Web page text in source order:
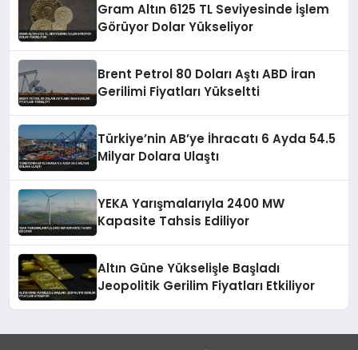
Gram Altın 6125 TL Seviyesinde İşlem
Görüyor Dolar Yükseliyor
Brent Petrol 80 Doları Aştı ABD İran
Gerilimi Fiyatları Yükseltti
Türkiye’nin AB’ye İhracatı 6 Ayda 54.5
Milyar Dolara Ulaştı
YEKA Yarışmalarıyla 2400 MW
Kapasite Tahsis Ediliyor
Altın Güne Yükselişle Başladı
Jeopolitik Gerilim Fiyatları Etkiliyor